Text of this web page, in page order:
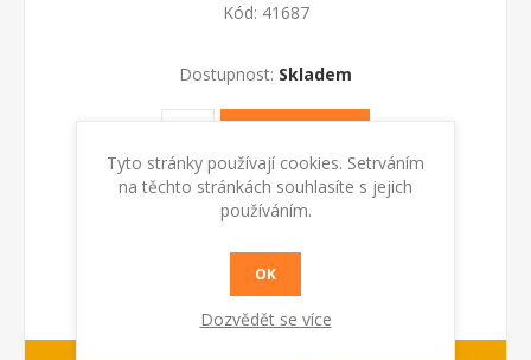
Kód: 41687
Dostupnost: Skladem
Tyto stránky používají cookies. Setrváním
na těchto stránkách souhlasíte s jejich
používáním.
OK
Dozvědět se více